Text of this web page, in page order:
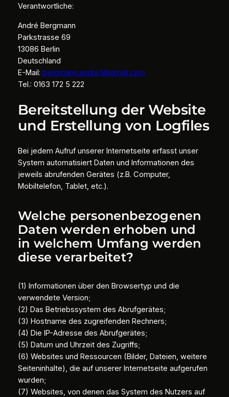
Verantwortliche:
André Bergmann
Parkstrasse 69
13086 Berlin
Deutschland
E-Mail: bergmann.andre.1@gmail.com
Tel.: 0163 172 5 222
Bereitstellung der Website
und Erstellung von Logfiles
Bei jedem Aufruf unserer Internetseite erfasst unser
System automatisiert Daten und Informationen des
jeweils abrufenden Gerätes (z.B. Computer,
Mobiltelefon, Tablet, etc.).
Welche personenbezogenen
Daten werden erhoben und
in welchem Umfang werden
diese verarbeitet?
(1) Informationen über den Browsertyp und die
verwendete Version;
(2) Das Betriebssystem des Abrufgerätes;
(3) Hostname des zugreifenden Rechners;
(4) Die IP-Adresse des Abrufgerätes;
(5) Datum und Uhrzeit des Zugriffs;
(6) Websites und Ressourcen (Bilder, Dateien, weitere
Seiteninhalte), die auf unserer Internetseite aufgerufen
wurden;
(7) Websites, von denen das System des Nutzers auf